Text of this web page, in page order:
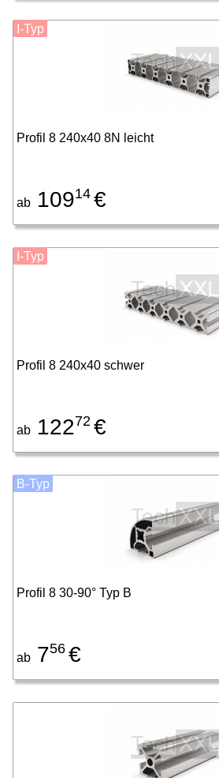
Profil 8 240x40 8N leicht
ab 10914 €
I-Typ
Profil 8 240x40 schwer
ab 12272 €
I-Typ
Profil 8 30-90° Typ B
ab 756 €
B-Typ